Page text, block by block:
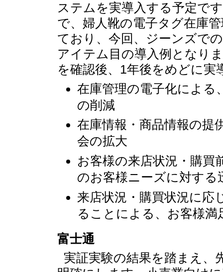
ステムを実導入する予定で
で、婦人靴の電子タグ在庫
ており、今回、ジーンズで
アイテム目の導入例となり
を確認後、1年後をめどに実
在庫管理の電子化による
の削減
在庫情報・商品情報の提
会の拡大
お客様の来店状況・購買
のお客様ニーズに対する
来店状況・購買状況に応
ることによる、お客様満
富士通
実証実験の結果を踏まえ、